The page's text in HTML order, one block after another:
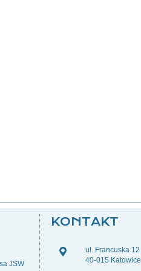
JSW
KONTAKT
ul. Francuska 12
40-015 Katowice